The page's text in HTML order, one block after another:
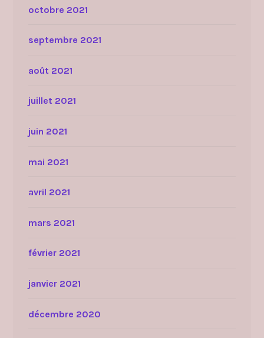
octobre 2021
septembre 2021
août 2021
juillet 2021
juin 2021
mai 2021
avril 2021
mars 2021
février 2021
janvier 2021
décembre 2020